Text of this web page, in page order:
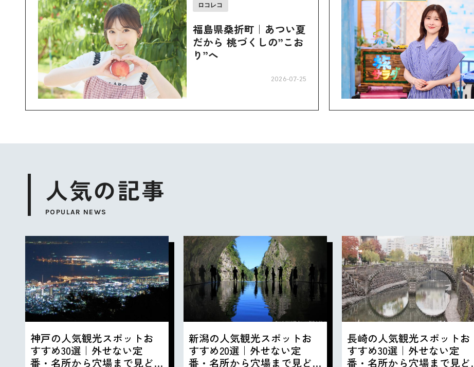
ロコレコ
福島県桑折町｜あつい夏
だから 桃づくしの”こお
り”へ
2026-07-25
人気の記事
POPULAR NEWS
神戸の人気観光スポットお
すすめ30選｜外せない定
番・名所から穴場まで見ど
新潟の人気観光スポットお
すすめ20選｜外せない定
番・名所から穴場まで見ど
長崎の人気観光スポットお
すすめ30選｜外せない定
番・名所から穴場まで見ど